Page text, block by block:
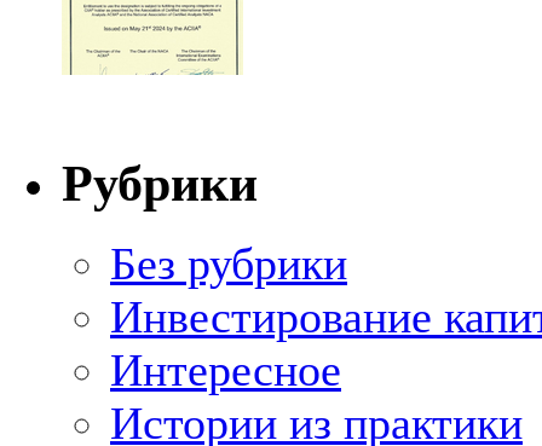
Рубрики
Без рубрики
Инвестирование
Интересное
Истории из практики